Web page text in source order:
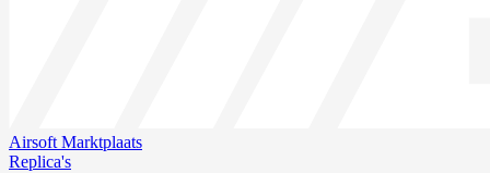
Airsoft Marktplaats
Replica's